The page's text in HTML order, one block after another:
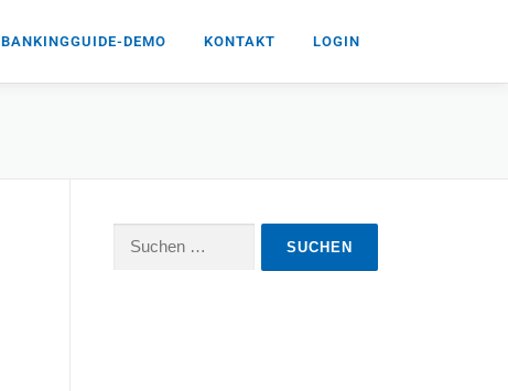
BANKINGGUIDE-DEMO KONTAKT LOGIN